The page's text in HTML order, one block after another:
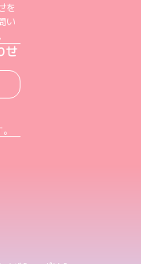
を
い
せ